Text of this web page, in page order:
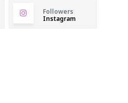
Followers
Instagram